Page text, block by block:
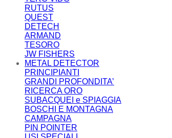
RUTUS
QUEST
DETECH
ARMAND
TESORO
JW FISHERS
METAL DETECTOR
PRINCIPIANTI
GRANDI PROFONDITA’
RICERCA ORO
SUBACQUEI e SPIAGGIA
BOSCHI E MONTAGNA
CAMPAGNA
PIN POINTER